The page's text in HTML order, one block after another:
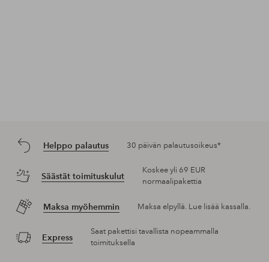
Helppo palautus 30 päivän palautusoikeus*
Säästät toimituskulut
Koskee yli 69 EUR
normaalipakettia
Maksa myöhemmin Maksa elpyllä. Lue lisää kassalla.
Express
Saat pakettisi tavallista nopeammalla
toimituksella